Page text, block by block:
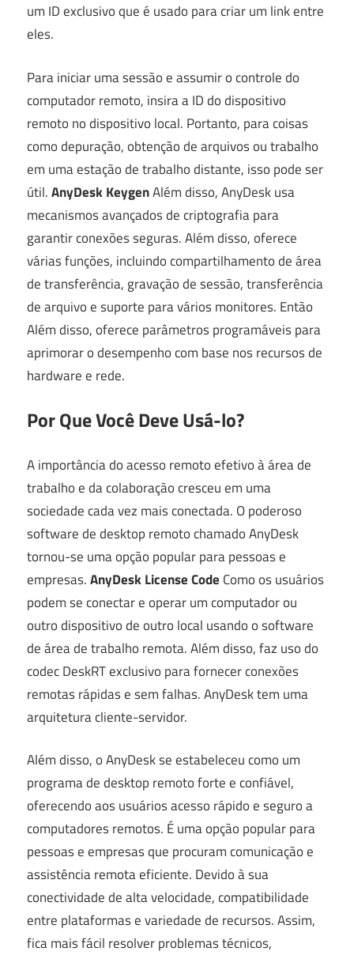
um ID exclusivo que é usado para criar um link entre
eles.
Para iniciar uma sessão e assumir o controle do
computador remoto, insira a ID do dispositivo
remoto no dispositivo local. Portanto, para coisas
como depuração, obtenção de arquivos ou trabalho
em uma estação de trabalho distante, isso pode ser
útil.AnyDesk KeygenAlém disso, AnyDesk usa
mecanismos avançados de criptografia para
garantir conexões seguras. Além disso, oferece
várias funções, incluindo compartilhamento de área
de transferência, gravação de sessão, transferência
de arquivo e suporte para vários monitores. Então
Além disso, oferece parâmetros programáveis para
aprimorar o desempenho com base nos recursos de
hardware e rede.
Por Que Você Deve Usá-lo?
A importância do acesso remoto efetivo à área de
trabalho e da colaboração cresceu em uma
sociedade cada vez mais conectada. O poderoso
software de desktop remoto chamado AnyDesk
tornou-se uma opção popular para pessoas e
empresas.AnyDesk License Code Como os usuários
podem se conectar e operar um computador ou
outro dispositivo de outro local usando o software
de área de trabalho remota. Além disso, faz uso do
codec DeskRT exclusivo para fornecer conexões
remotas rápidas e sem falhas. AnyDesk tem uma
arquitetura cliente-servidor.
Além disso, o AnyDesk se estabeleceu como um
programa de desktop remoto forte e confiável,
oferecendo aos usuários acesso rápido e seguro a
computadores remotos. É uma opção popular para
pessoas e empresas que procuram comunicação e
assistência remota eficiente. Devido à sua
conectividade de alta velocidade, compatibilidade
entre plataformas e variedade de recursos. Assim,
fica mais fácil resolver problemas técnicos,